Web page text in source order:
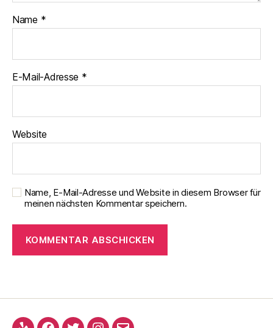
Name *
E-Mail-Adresse *
Website
Name, E-Mail-Adresse und Website in diesem Browser für
meinen nächsten Kommentar speichern.